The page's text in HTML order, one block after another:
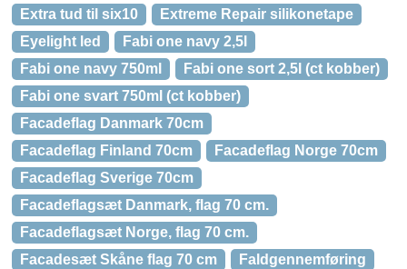
Extra tud til six10
Extreme Repair silikonetape
Eyelight led
Fabi one navy 2,5l
Fabi one navy 750ml
Fabi one sort 2,5l (ct kobber)
Fabi one svart 750ml (ct kobber)
Facadeflag Danmark 70cm
Facadeflag Finland 70cm
Facadeflag Norge 70cm
Facadeflag Sverige 70cm
Facadeflagsæt Danmark, flag 70 cm.
Facadeflagsæt Norge, flag 70 cm.
Facadesæt Skåne flag 70 cm
Faldgennemføring